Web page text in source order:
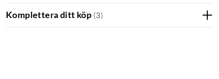
Komplettera ditt köp (3)